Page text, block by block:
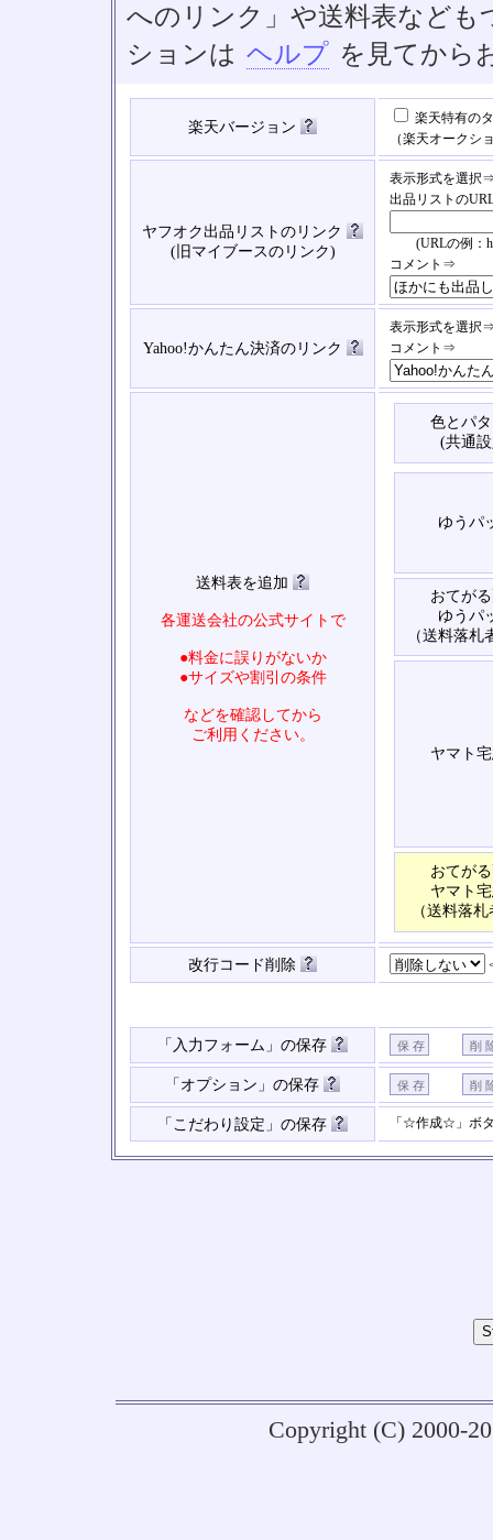
へのリンク」や送料表など
ションは ヘルプ を見てから
楽天バージョン
楽天特有の
（楽天オークシ
ヤフオク出品リストのリンク
(旧マイブースのリンク)
表示形式を選択
出品リストの
(URLの例：
コメント⇒
Yahoo!かんたん決済のリンク
表示形式を選択
コメント⇒
送料表を追加
各運送会社の公式サイトで
●料金に誤りがないか
●サイズや割引の条件
などを確認してから
ご利用ください。
色とパ
(共通
ゆうパ
おてが
ゆうパ
（送料落札
ヤマト
おてが
ヤマト
（送料落
改行コード削除
「入力フォーム」の保存
「オプション」の保存
「こだわり設定」の保存 「☆作成☆」ボ
Copyright (C) 2000-